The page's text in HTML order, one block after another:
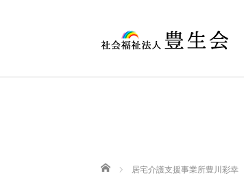
ホーム 居宅介護支援事業所豊川彩幸